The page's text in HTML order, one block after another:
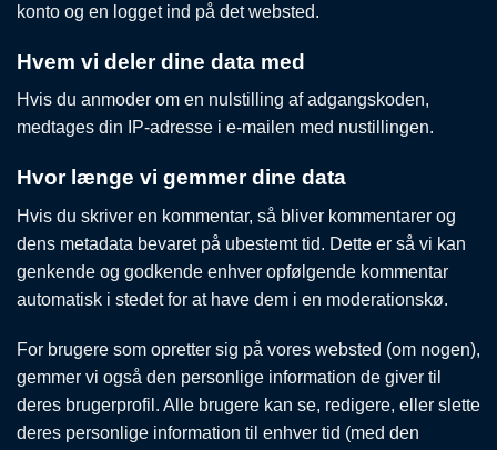
konto og en logget ind på det websted.
Hvem vi deler dine data med
Hvis du anmoder om en nulstilling af adgangskoden,
medtages din IP-adresse i e-mailen med nustillingen.
Hvor længe vi gemmer dine data
Hvis du skriver en kommentar, så bliver kommentarer og
dens metadata bevaret på ubestemt tid. Dette er så vi kan
genkende og godkende enhver opfølgende kommentar
automatisk i stedet for at have dem i en moderationskø.
For brugere som opretter sig på vores websted (om nogen),
gemmer vi også den personlige information de giver til
deres brugerprofil. Alle brugere kan se, redigere, eller slette
deres personlige information til enhver tid (med den